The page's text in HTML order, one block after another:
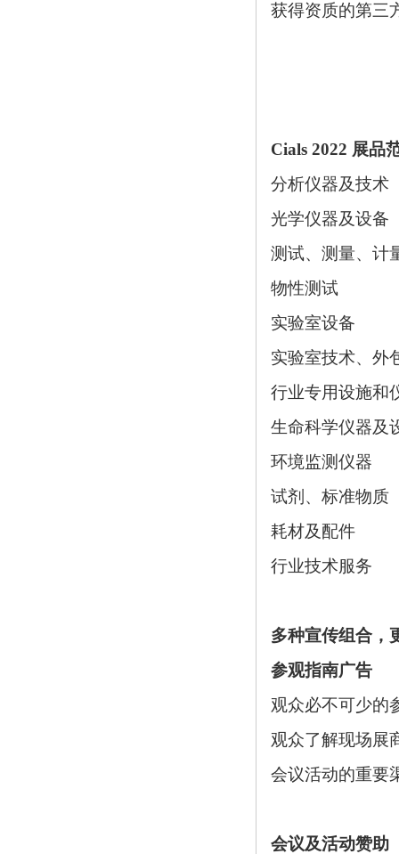
获得资质的第三
Cials 2022 展品
分析仪器及技术
光学仪器及设备
测试、测量、计
物性测试
实验室设备
实验室技术、外
行业专用设施和
生命科学仪器及
环境监测仪器
试剂、标准物质
耗材及配件
行业技术服务
多种宣传组合，
参观指南广告
观众必不可少的
观众了解现场展
会议活动的重要
会议及活动赞助